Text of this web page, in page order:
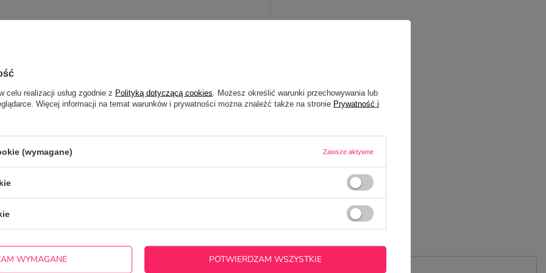
wilgoć i warunki panujące na siłowni czy w terenie.
wycieczek oraz codziennych aktywności,
każdego treningu. Wybierz swój projekt i
i personalizacji!
celu realizacji usług zgodnie z Polityką dotyczącą cookies . Możesz określić warunki przechowywania lub
Więcej informacji na temat warunków i prywatności można znaleźć także na stronie Prywatność i
(wymagane) Zawsze aktywne
WYMAGANE POTWIERDZAM WSZYSTKIE